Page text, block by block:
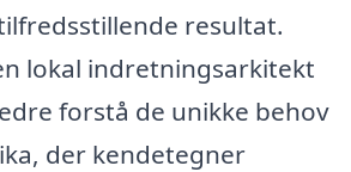
resultat.
lokal indretningsarkitekt
forstå de unikke behov
der kendetegner